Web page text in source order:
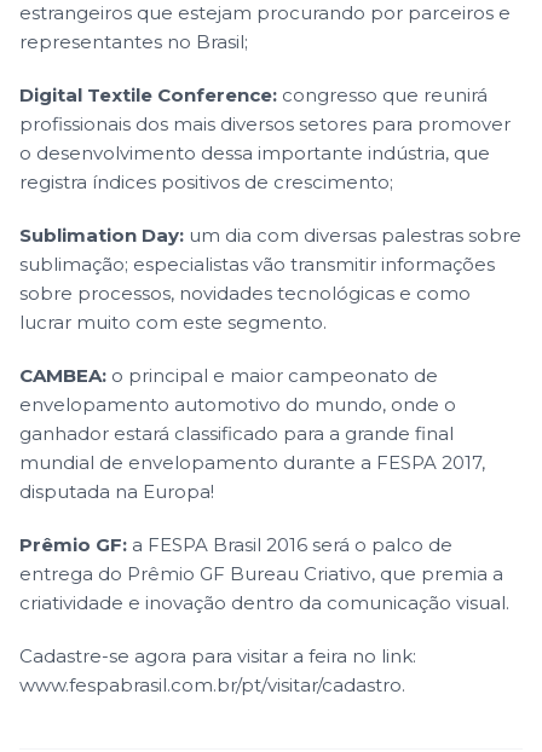
estrangeiros que estejam procurando por parceiros e
representantes no Brasil;
Digital Textile Conference: congresso que reunirá
profissionais dos mais diversos setores para promover
o desenvolvimento dessa importante indústria, que
registra índices positivos de crescimento;
Sublimation Day: um dia com diversas palestras sobre
sublimação; especialistas vão transmitir informações
sobre processos, novidades tecnológicas e como
lucrar muito com este segmento.
CAMBEA: o principal e maior campeonato de
envelopamento automotivo do mundo, onde o
ganhador estará classificado para a grande final
mundial de envelopamento durante a FESPA 2017,
disputada na Europa!
Prêmio GF: a FESPA Brasil 2016 será o palco de
entrega do Prêmio GF Bureau Criativo, que premia a
criatividade e inovação dentro da comunicação visual.
Cadastre-se agora para visitar a feira no link:
www.fespabrasil.com.br/pt/visitar/cadastro.